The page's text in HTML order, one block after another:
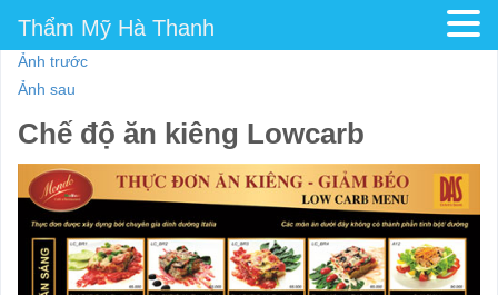
Ảnh trước
Ảnh sau
Chế độ ăn kiêng Lowcarb
Thẩm Mỹ Hà Thanh